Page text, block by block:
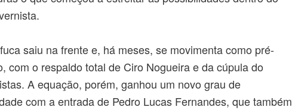
saiu na frente e, há meses, se movimenta como pré-
com o respaldo total de Ciro Nogueira e da cúpula do
A equação, porém, ganhou um novo grau de
com a entrada de Pedro Lucas Fernandes, que também